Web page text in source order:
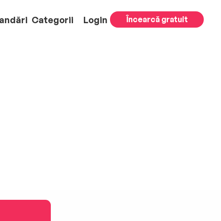
Categorii Login Încearcă gratuit